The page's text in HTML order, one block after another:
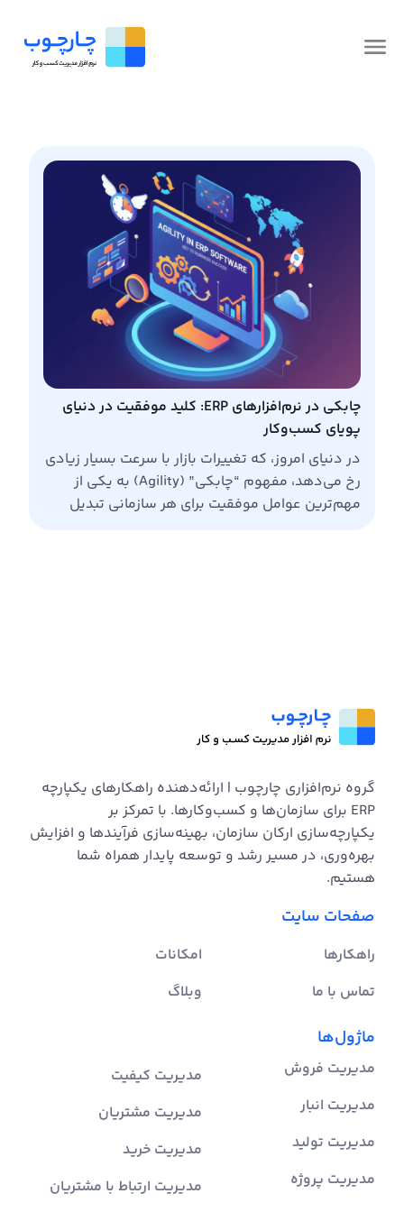
چابکی در نرم‌افزارهای ERP: کلید موفقیت در دنیای
پویای کسب‌وکار
در دنیای امروز، که تغییرات بازار با سرعت بسیار زیادی
رخ می‌دهد، مفهوم “چابکی” (Agility) به یکی از
مهم‌ترین عوامل موفقیت برای هر سازمانی تبدیل
گروه نرم‌افزاری چارچوب | ارائه‌دهنده راهکارهای یکپارچه
ERP برای سازمان‌ها و کسب‌وکارها. با تمرکز بر
یکپارچه‌سازی ارکان سازمان، بهینه‌سازی فرآیندها و افزایش
بهره‌وری، در مسیر رشد و توسعه پایدار همراه شما
هستیم.
صفحات سایت
راهکارها
امکانات
تماس با ما
وبلاگ
ماژول‌ها
مدیریت فروش
مدیریت انبار
مدیریت تولید
مدیریت پروژه
مدیریت کیفیت
مدیریت مشتریان
مدیریت خرید
مدیریت ارتباط با مشتریان